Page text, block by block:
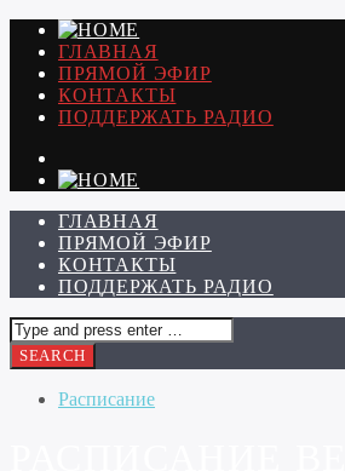
ГЛАВНАЯ
ПРЯМОЙ ЭФИР
КОНТАКТЫ
ПОДДЕРЖАТЬ РАДИО
ГЛАВНАЯ
ПРЯМОЙ ЭФИР
КОНТАКТЫ
ПОДДЕРЖАТЬ РАДИО
Расписание